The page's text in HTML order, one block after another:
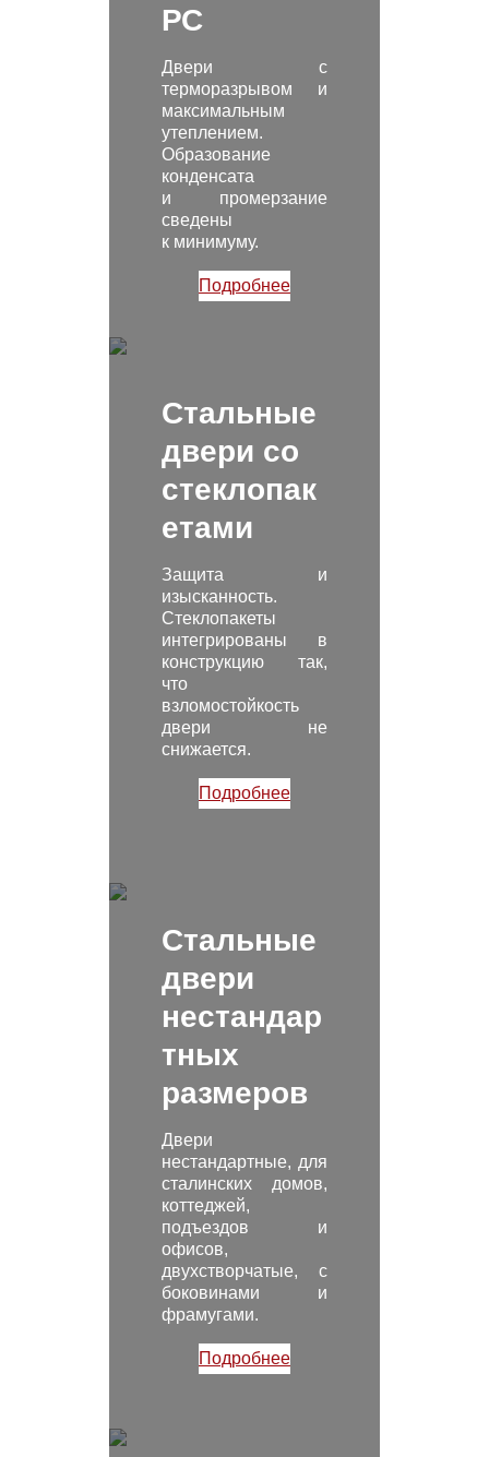
РС
Двери с
терморазрывом и
максимальным
утеплением.
Образование
конденсата
и промерзание
сведены
к минимуму.
Подробнее
Стальные
двери со
стеклопак
етами
Защита и
изысканность.
Стеклопакеты
интегрированы в
конструкцию так,
что
взломостойкость
двери не
снижается.
Подробнее
Стальные
двери
нестандар
тных
размеров
Двери
нестандартные, для
сталинских домов,
коттеджей,
подъездов и
офисов,
двухстворчатые, с
боковинами и
фрамугами.
Подробнее